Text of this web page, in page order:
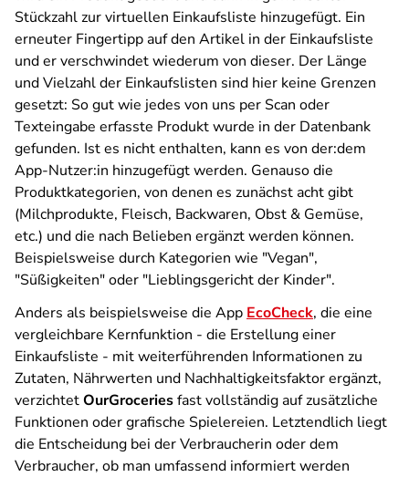
Stückzahl zur virtuellen Einkaufsliste hinzugefügt. Ein
erneuter Fingertipp auf den Artikel in der Einkaufsliste
und er verschwindet wiederum von dieser. Der Länge
und Vielzahl der Einkaufslisten sind hier keine Grenzen
gesetzt: So gut wie jedes von uns per Scan oder
Texteingabe erfasste Produkt wurde in der Datenbank
gefunden. Ist es nicht enthalten, kann es von der:dem
App-Nutzer:in hinzugefügt werden. Genauso die
Produktkategorien, von denen es zunächst acht gibt
(Milchprodukte, Fleisch, Backwaren, Obst & Gemüse,
etc.) und die nach Belieben ergänzt werden können.
Beispielsweise durch Kategorien wie "Vegan",
"Süßigkeiten" oder "Lieblingsgericht der Kinder".
Anders als beispielsweise die App EcoCheck, die eine
vergleichbare Kernfunktion - die Erstellung einer
Einkaufsliste - mit weiterführenden Informationen zu
Zutaten, Nährwerten und Nachhaltigkeitsfaktor ergänzt,
verzichtetOurGroceriesfast vollständig auf zusätzliche
Funktionen oder grafische Spielereien. Letztendlich liegt
die Entscheidung bei der Verbraucherin oder dem
Verbraucher, ob man umfassend informiert werden